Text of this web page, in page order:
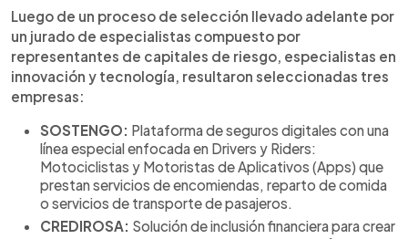
Luego de un proceso de selección llevado adelante por
un jurado de especialistas compuesto por
representantes de capitales de riesgo, especialistas en
innovación y tecnología, resultaron seleccionadas tres
empresas:
SOSTENGO: Plataforma de seguros digitales con una
línea especial enfocada en Drivers y Riders:
Motociclistas y Motoristas de Aplicativos (Apps) que
prestan servicios de encomiendas, reparto de comida
o servicios de transporte de pasajeros.
CREDIROSA: Solución de inclusión financiera para crear